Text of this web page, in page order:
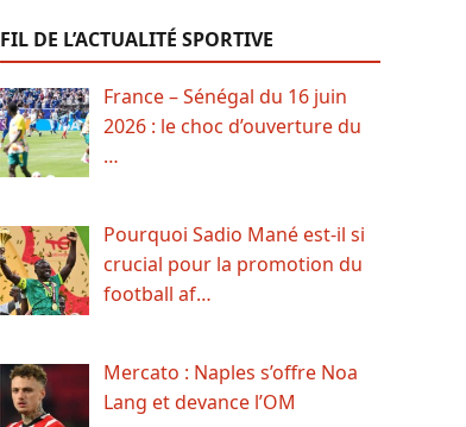
FIL DE L’ACTUALITÉ SPORTIVE
France – Sénégal du 16 juin
2026 : le choc d’ouverture du
…
Pourquoi Sadio Mané est-il si
crucial pour la promotion du
football af…
Mercato : Naples s’offre Noa
Lang et devance l’OM